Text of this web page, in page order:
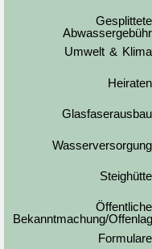
Gesplittete
Abwassergebühr
Umwelt & Klima
Heiraten
Glasfaserausbau
Wasserversorgung
Steighütte
Öffentliche
Bekanntmachung/
Formulare